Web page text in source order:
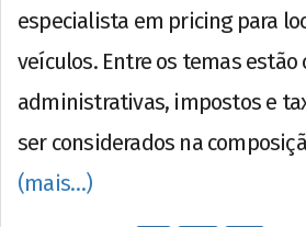
especialista em pricing para
veículos. Entre os temas estão
administrativas, impostos e
ser considerados na
(mais…)